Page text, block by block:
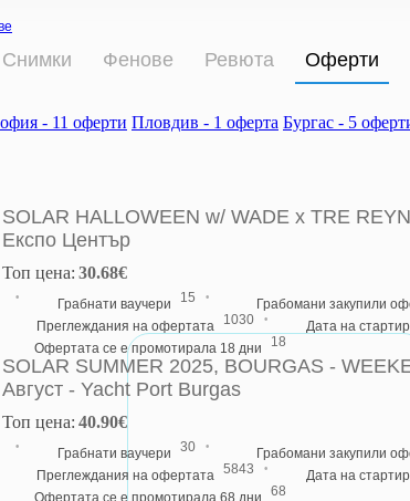
Снимки Фенове Ревюта Оферти
- 11 оферти Пловдив - 1 оферта Бургас - 5
SOLAR HALLOWEEN w/ WADE x TRE
Експо Център
Топ цена: 30.68€
·
Грабнати ваучери 15 · Грабомани закупили
Преглеждания на офертата 1030 · Дата на
Офертата се е промотирала 18 дни 18
SOLAR SUMMER 2025, BOURGAS -
Август - Yacht Port Burgas
Топ цена: 40.90€
·
Грабнати ваучери 30 · Грабомани закупили
Преглеждания на офертата 5843 · Дата на
Офертата се е промотирала 68 дни 68